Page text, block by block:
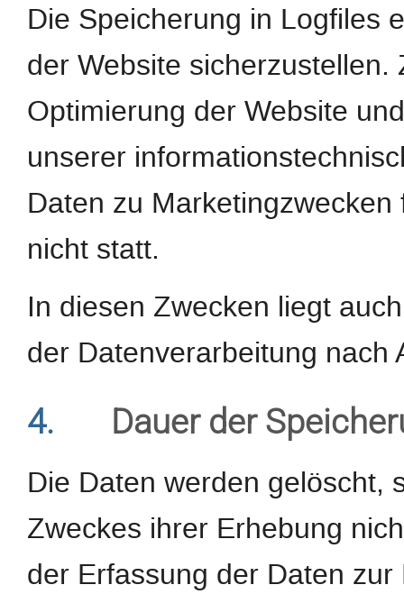
Die Speicherung in Logfiles
der Website
Optimierung der Website
unserer
Daten zu
nicht statt.
In diesen Zwecken liegt
der Datenverarbeitung nach
4. Dauer der
Die Daten werden gelöscht,
Zweckes ihrer Erhebung
der Erfassung der Daten